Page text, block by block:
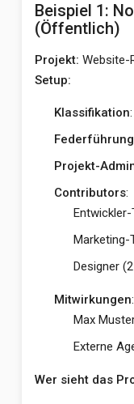
Beispiel 1:
(Öffentlich)
Projekt: Website-
Setup:
Klassifikation
Federführung
Projekt-
Contributors:
Marketing-
Designer
Mitwirkungen:
Max
Externe
Wer sieht das